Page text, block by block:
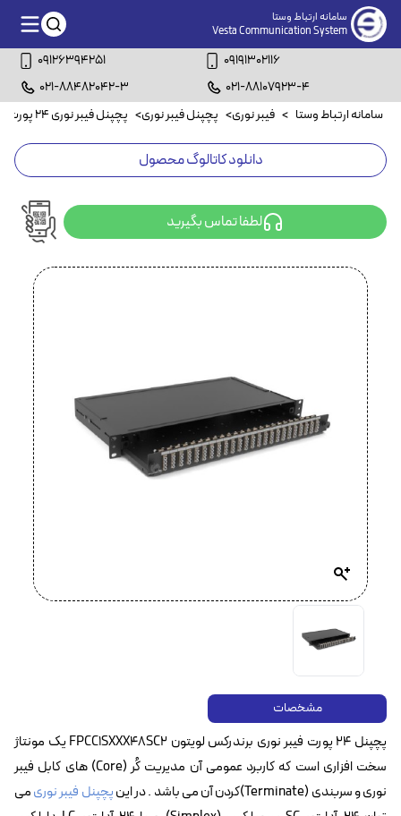
سامانه ارتباط وستا
Vesta Communication System
09126394251
09191302116
021-88482042-3
021-88107923-4
سامانه ارتباط وستا > فیبر نوری> پچپنل فیبر نوری> پچپنل فیبر نوری ۲۴ پورت داپلکس
دانلود کاتالوگ محصول
لطفا تماس بگیرید
مشخصات
پچپنل ۲۴ پورت فیبر نوری برندرکس لویتون FPCC1SXXX48SC2 یک مونتاژ
سخت افزاری است که کاربرد عمومی آن مدیریت کُر (Core) های کابل فیبر
نوری و سربندی (Terminate)کردن آن می باشد . در این
پچپنل فیبر نوریمی